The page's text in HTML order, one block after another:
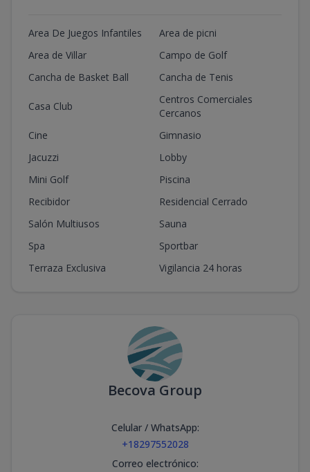
Area De Juegos Infantiles
Area de picni
Area de Villar
Campo de Golf
Cancha de Basket Ball
Cancha de Tenis
Casa Club
Centros Comerciales
Cercanos
Cine
Gimnasio
Jacuzzi
Lobby
Mini Golf
Piscina
Recibidor
Residencial Cerrado
Salón Multiusos
Sauna
Spa
Sportbar
Terraza Exclusiva
Vigilancia 24 horas
Becova Group
Celular / WhatsApp:
+18297552028
Correo electrónico: